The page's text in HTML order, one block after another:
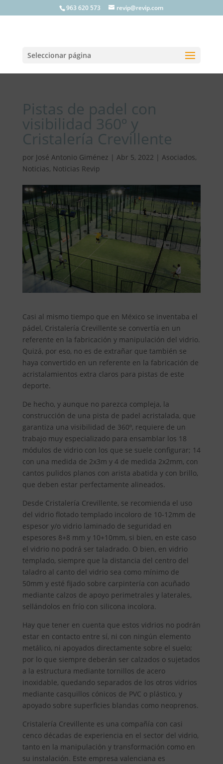
963 620 573 revip@revip.com
Seleccionar página
Pistas de padel con
visibilidad 360º y
Cristalería Crevillente
por José Antonio Giménez | Abr 5, 2022 | Asociados,
Noticias, Noticias Revip
Casi al mismo tiempo que en México se inventaba el
pádel, Cristalería Crevillente se convertía en un
referente en la fabricación y manipulación del vidrio.
Quizá, por eso, no es de extrañar que también se
haya convertido en un referente en la fabricación de
acristalamientos extra claros para pistas de este
deporte.
De hecho, y aunque no parezca compleja, la
construcción de una pista de padel acristalada, que
garantiza una visibilidad de 360º, requiere de un
trabajo muy especializado para ensamblar los 18
módulos de vidrio con los que se suele configurar; 14
con una medida de 2x3m y 4 de medida 2x2mm, con
cantos pulidos planos con arista abatida y con brillo,
que deben estar perfectamente alineados.
Desde Cristalería Crevillente, se recomienda el uso
del vidrio flotado templado incoloro de 10-12mm de
espesor y/o vidrio laminado de seguridad en
espesores 8+8 mm y 10+10mm, si bien, en este caso
el vidrio no podrá ser taladrado. O bien, en vidrio
templado, siempre que la distancia del centro del
taladro al canto del vidrio sea como mínimo de
50mm y esté fijado sobre carpintería con acuñado
mediante calzos de apoyo perimetrales y laterales,
sellándolos en frío con silicona incolora.
Hay que tener en cuenta que estos vidrios no podrán
estar en contacto entre sí, ni con ningún elemento
metálico, ni apoyados directamente sobre el suelo;
por lo que siempre deberán ser calzados o sujetados
a la estructura mediante tornillos de acero
inoxidable, quedando separados de los otros vidrios
mediante casquillos cónicos de PVC o plástico, y
apoyado sobre superficies blandas como neoprenos.
Cristalería Crevillente es una compañía con casi
cenco décadas de experiencia en el sector del vidrio,
tanto en la manipulación y transformación como en
su instalación. Este empresa valenciana es